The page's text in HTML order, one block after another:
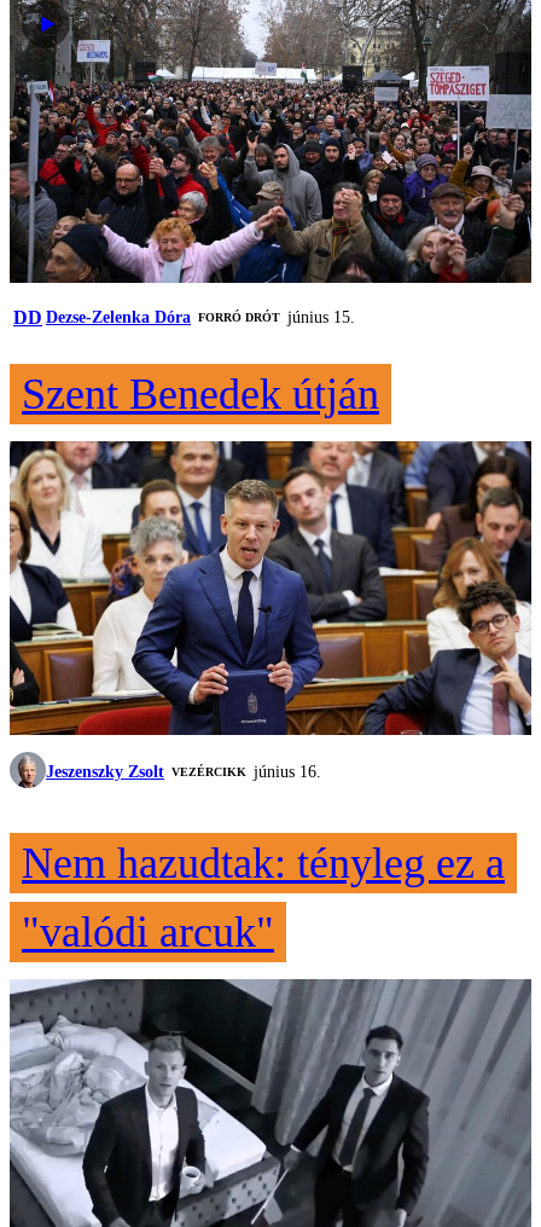
DD Dezse-Zelenka Dóra FORRÓ DRÓT június 15.
Szent Benedek útján
Jeszenszky Zsolt VEZÉRCIKK június 16.
Nem hazudtak: tényleg ez a
"valódi arcuk"